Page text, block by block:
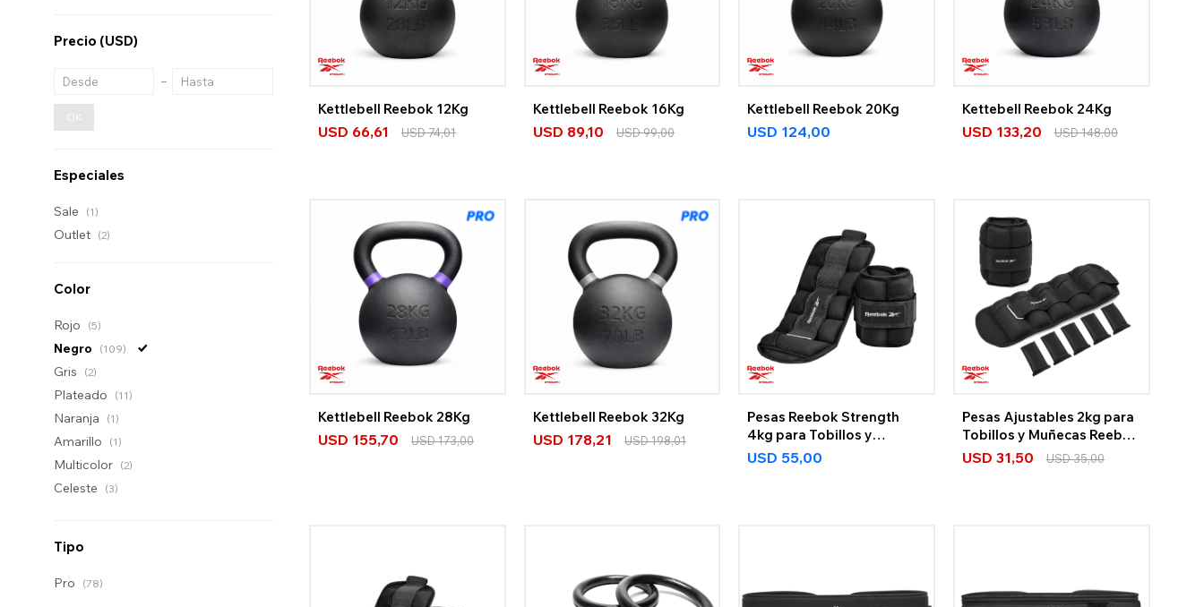
Kettlebell Reebok 12Kg
USD 66,61 USD74,01
Kettlebell Reebok 16Kg
USD 89,10 USD99,00
Kettlebell Reebok 20Kg
USD 124,00
Kettebell Reebok 24Kg
USD 133,20 USD148,00
Kettlebell Reebok 28Kg
USD 155,70 USD173,00
Kettlebell Reebok 32Kg
USD 178,21 USD198,01
Pesas Reebok Strength
4kg para Tobillos y
Muñecas
USD 55,00
Pesas Ajustables 2kg para
Tobillos y Muñecas Reebok
Strength
USD 31,50 USD35,00
Precio (USD)
OK
Especiales
Sale (1)
Outlet (2)
Color
Rojo (5)
Negro (109)
Gris (2)
Plateado (11)
Naranja (1)
Amarillo (1)
Multicolor (2)
Celeste (3)
Tipo
Pro (78)